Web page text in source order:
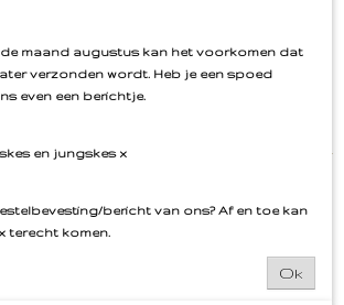
12 verschillende versies.
de maand augustus kan het voorkomen dat
verzonden wordt. Heb je een spoed
even een berichtje.
en jungskes x
bericht van ons? Af en toe kan
terecht komen.
Ok